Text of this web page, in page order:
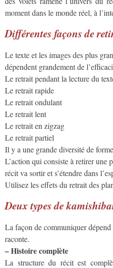
moment dans le monde réel, à
Différentes façons de
Le texte et les images des plus
dépendent grandement de
Le retrait pendant la lecture du
Le retrait rapide
Le retrait ondulant
Le retrait lent
Le retrait en zigzag
Le retrait partiel
Il y a une grande diversité de
L’action qui consiste à retirer une
récit va sortir et s’étendre dans
Utilisez les effets du retrait des
Deux types de
La façon de communiquer
raconte.
– Histoire complète
La structure du récit est